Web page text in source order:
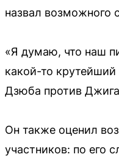
назвал возможного
«Я думаю, что наш
какой-то
Дзюба против
Он также оценил
участников: по его